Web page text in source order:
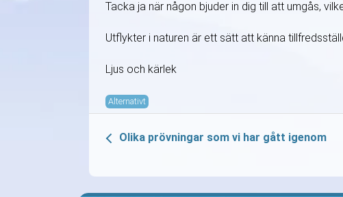
Tacka ja när någon bjuder in dig till att umgås,
Utflykter i naturen är ett sätt att känna
Ljus och kärlek
Alternativt
Olika prövningar som vi har gått igenom